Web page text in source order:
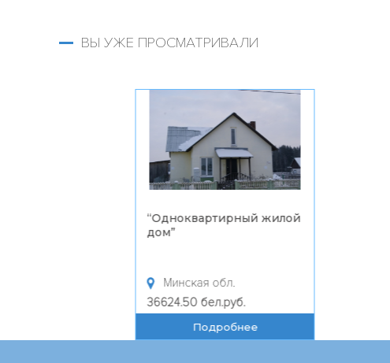
ВЫ УЖЕ ПРОСМАТРИВАЛИ
Одноквартирный жилой
Минская обл.
36624.50 бел.руб.